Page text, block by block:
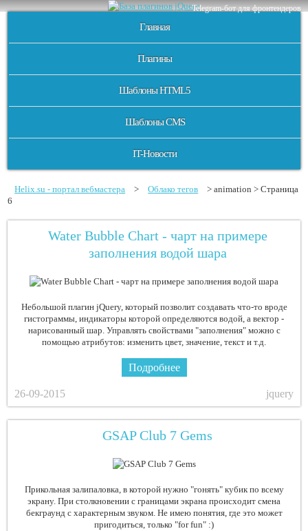
Telegram-бот для фронтендеров
Главная
Плагины
Шаблоны HTML5
Шаблоны CMS
IT-Новости
Helix.su - портал вебмастера > Облако тегов
> animation > Страница
6
Water Bubble Chart - чарт на примере
заполнения водой шара
Небольшой плагин jQuery, который позволит создавать что-то вроде
гистограммы, индикаторы которой определяются водой, а вектор -
нарисованный шар. Управлять свойствами "заполнения" можно с
помощью атрибутов: изменить цвет, значение, текст и т.д.
Подробнее
26-09-2015 jquery
GSAP Club 7 Gems
Прикольная залипаловка, в которой нужно "гонять" кубик по всему
экрану. При столкновении с границами экрана происходит смена
бекграунд с характерным звуком. Не имею понятия, где это может
пригодиться, только "for fun" :)